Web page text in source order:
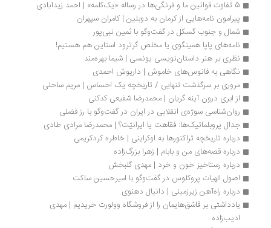
پیرامون نامه‌هایی از کرمان به دوبلین | کامران سپهران
شمال و جنوب گسکل در گفت‌وگو با ثمین نبی‌پور
نامه‌های پاپا همینگوی یا مخلص گرترود استاین هم هستیم!
نظری بر هنر داستان‌نویسی یونسی | شیما بهره‌مند
نگاهی به فانوس‌های خاموش | داریوش احمدی
مروری بر سرگذشت تنهایی / تاریخچه یک احساس | مریم ساحلی
از ابری درون آینه گریان | محمدرضا شفیعی کدکنی
روان‌شناسی سوژه‌ی انقلابی در ایران در گفت‌وگو با رز فضلی
جدال پروبلماتیک‌ها: فقاهت یا ایرانیّت؟ | محمدرضا مرادی طادی
درباره‌ تاریخچه تراکتورها به‌ اوکراینی | خاطره کردکریمی
درباره قصه‌های من و بابام | زهرا بزرگ‌زاده
درباره رستاخیز خون و خرد | مهدی گلبخش
اصول الهیات پروکلوس در گفت‌وگو با امیرحسین ساکت
درباره راه‌آهن زیرزمینی | دانیال دهنوی
ادیب‌زاده